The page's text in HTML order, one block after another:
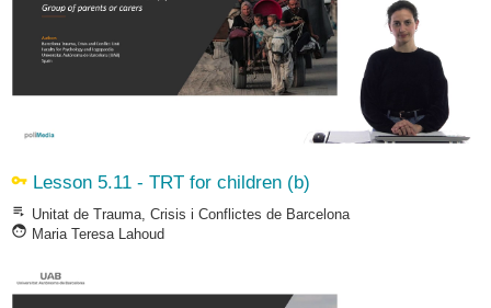
vpn_key Lesson 5.11 - TRT for children (b)
playlist_play Unitat de Trauma, Crisis i Conflictes de Barcelona
face Maria Teresa Lahoud